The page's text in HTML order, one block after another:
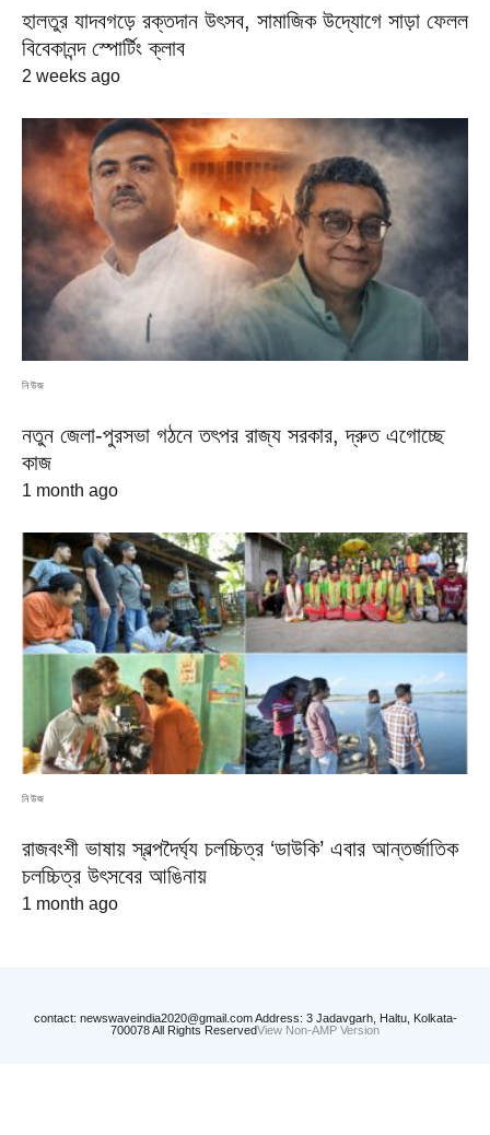
হালতুর যাদবগড়ে রক্তদান উৎসব, সামাজিক উদ্যোগে সাড়া ফেলল
বিবেকানন্দ স্পোর্টিং ক্লাব
2 weeks ago
নিউজ
নতুন জেলা-পুরসভা গঠনে তৎপর রাজ্য সরকার, দ্রুত এগোচ্ছে
কাজ
1 month ago
নিউজ
রাজবংশী ভাষায় স্বল্পদৈর্ঘ্য চলচ্চিত্র ‘ডাউকি’ এবার আন্তর্জাতিক
চলচ্চিত্র উৎসবের আঙিনায়
1 month ago
contact: newswaveindia2020@gmail.com Address: 3 Jadavgarh, Haltu, Kolkata-
700078 All Rights ReservedView Non-AMP Version